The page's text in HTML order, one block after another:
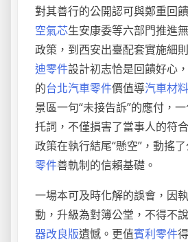
對其善行的公開認可與鄭重回
空氣芯生安康委等六部門推進
政策，到西安出臺配套實施細
迪零件設計初志恰是回饋好心
的台北汽車零件價值導汽車材
景區一句“未接告訴”的應付，
托詞，不僅損害了當事人的符
政策在執行結尾“懸空”，動搖
零件善軌制的信賴基礎。
一場本可及時化解的誤會，因
動，升級為對簿公堂，不得不
器改良版遺憾。更值賓利零件